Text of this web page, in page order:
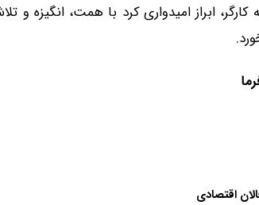
ابراز امیدواری کرد با همت، انگیزه و
اقتصادی